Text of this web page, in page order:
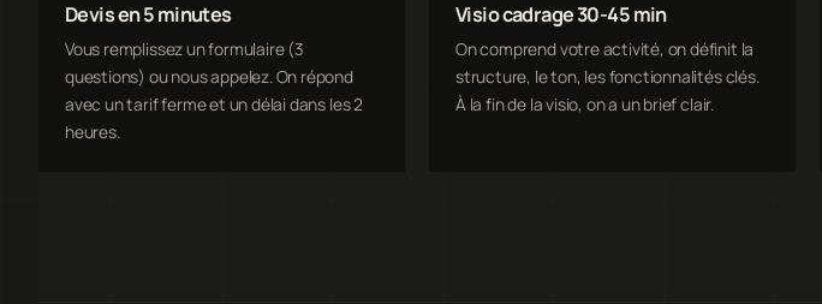
Devis en 5 minutes
Vous remplissez un formulaire (3
questions) ou nous appelez. On répond
avec un tarif ferme et un délai dans les 2
heures.
Visio cadrage 30-45 min
On comprend votre activité, on définit la
structure, le ton, les fonctionnalités clés.
À la fin de la visio, on a un brief clair.